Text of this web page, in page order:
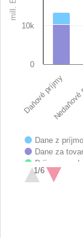
The chart has 1 X
The chart has 1 Y
Dane z
Dane za
Príjmy z
Mzdy, platy,
Poistné a
Tovary a
1/6
Daňové príjmy
0
10k